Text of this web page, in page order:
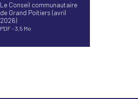
Le Conseil communautaire
de Grand Poitiers (avril
2026)
PDF 3,5 Mo